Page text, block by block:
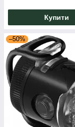
Купити
–50%